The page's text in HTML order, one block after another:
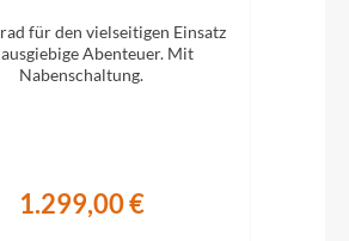
für den vielseitigen Einsatz
Abenteuer. Mit
Nabenschaltung.
1.299,00 €